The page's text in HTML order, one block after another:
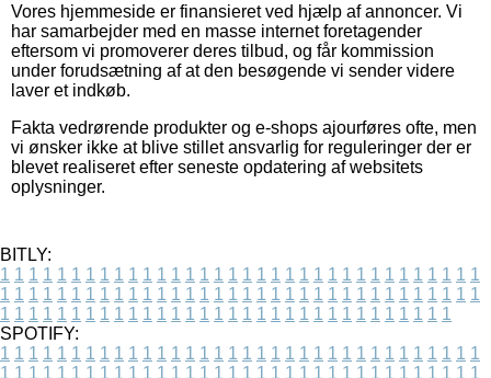
Vores hjemmeside er finansieret ved hjælp af annoncer. Vi
har samarbejder med en masse internet foretagender
eftersom vi promoverer deres tilbud, og får kommission
under forudsætning af at den besøgende vi sender videre
laver et indkøb.
Fakta vedrørende produkter og e-shops ajourføres ofte, men
vi ønsker ikke at blive stillet ansvarlig for reguleringer der er
blevet realiseret efter seneste opdatering af websitets
oplysninger.
BITLY:
1 1 1 1 1 1 1 1 1 1 1 1 1 1 1 1 1 1 1 1 1 1 1 1 1 1 1 1 1 1 1 1 1 1
1 1 1 1 1 1 1 1 1 1 1 1 1 1 1 1 1 1 1 1 1 1 1 1 1 1 1 1 1 1 1 1 1 1
1 1 1 1 1 1 1 1 1 1 1 1 1 1 1 1 1 1 1 1 1 1 1 1 1 1 1 1 1 1 1 1
SPOTIFY:
1 1 1 1 1 1 1 1 1 1 1 1 1 1 1 1 1 1 1 1 1 1 1 1 1 1 1 1 1 1 1 1 1 1
1 1 1 1 1 1 1 1 1 1 1 1 1 1 1 1 1 1 1 1 1 1 1 1 1 1 1 1 1 1 1 1 1 1